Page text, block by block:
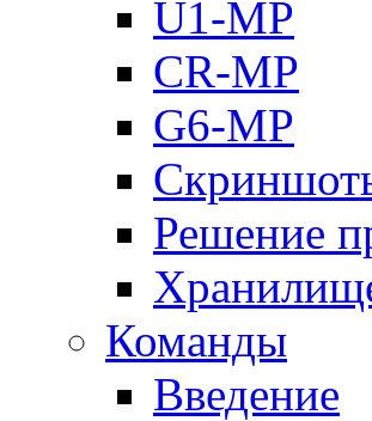
U1-MP
CR-MP
G6-MP
Решение
Команды
Введение